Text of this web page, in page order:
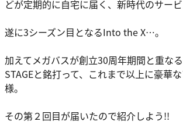
どが定期的に自宅に届く、新時代のサービ
遂に3シーズン目となるInto the X…。
加えてメガバスが創立30周年期間と重な
STAGEと銘打って、これまで以上に豪華
様。
その第２回目が届いたので紹介しよう!!